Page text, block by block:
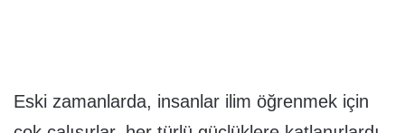
Eski zamanlarda, insanlar ilim öğrenmek için